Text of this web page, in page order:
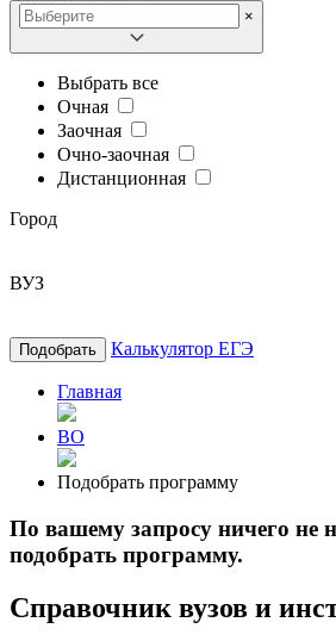
×
Выбрать все
Очная
Заочная
Очно-заочная
Дистанционная
Город
ВУЗ
Подобрать Калькулятор ЕГЭ
Главная
ВО
Подобрать программу
По вашему запросу ничего не
подобрать программу.
Справочник вузов и